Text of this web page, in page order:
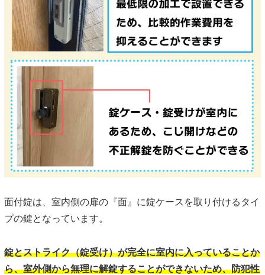
面付錠は、室内側の扉の『面』に錠ケースを取り付けるタイ
プの鍵となっています。
錠とストライク（錠受け）が完全に室内に入っていることか
ら、室外側から無理に解錠することができないため、防犯性